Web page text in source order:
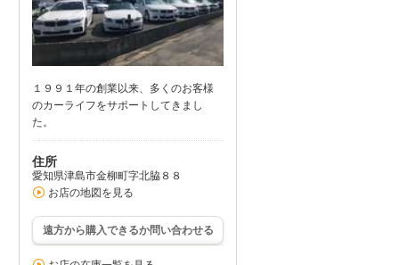
１９９１年の創業以来、多くのお客様
のカーライフをサポートしてきまし
た。
住所
愛知県津島市金柳町字北脇８８
お店の地図を見る
遠方から購入できるか問い合わせる